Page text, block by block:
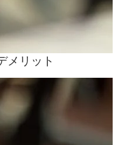
メリット